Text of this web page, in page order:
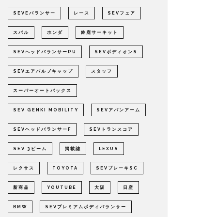
SEVEバランサー レース SEVフェア
スバル ホンダ 鈴鹿サーキット
SEVヘッドバランサーPU SEVボディオンS
SEVエアバルブキャップ スタッフ
スーパーオートバックス
SEV GENKI MOBILITY SEVアバンアーム
SEVヘッドバランサーF SEVトランスコア
SEV 3ビーム 掲載誌 LEXUS
レクサス TOYOTA SEVブレーキSC
新商品 YOUTUBE 大阪 日産
BMW SEVプレミアムボディバランサー